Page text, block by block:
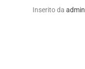
Inserito daadmin